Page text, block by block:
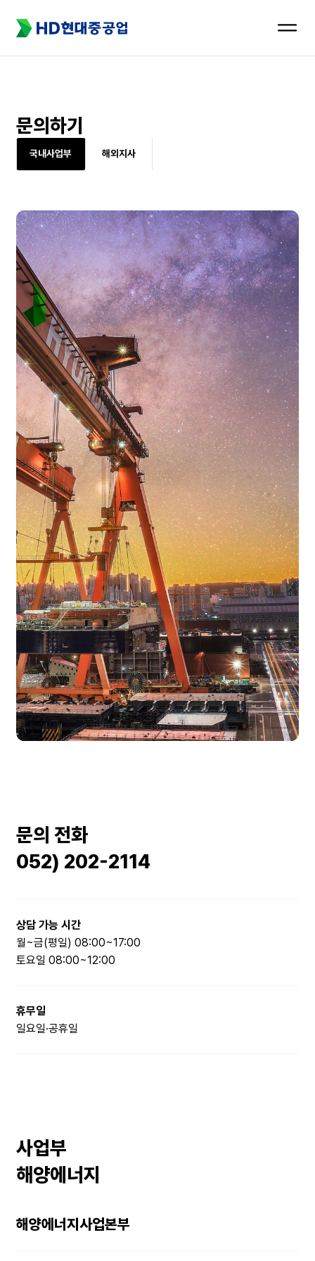
메뉴
열기
문의하기
국내사업부 해외지사
문의 전화
052) 202-2114
상담 가능 시간
월~금(평일) 08:00~17:00
토요일 08:00~12:00
휴무일
일요일·공휴일
사업부
해양에너지
해양에너지사업본부